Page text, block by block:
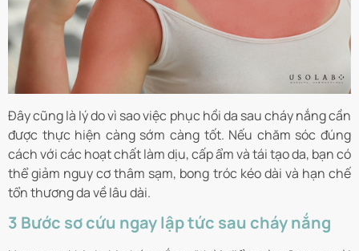
Đây cũng là lý do vì sao việc phục hồi da sau cháy nắng cần
được thực hiện càng sớm càng tốt. Nếu chăm sóc đúng
cách với các hoạt chất làm dịu, cấp ẩm và tái tạo da, bạn có
thể giảm nguy cơ thâm sạm, bong tróc kéo dài và hạn chế
tổn thương da về lâu dài.
3 Bước sơ cứu ngay lập tức sau cháy nắng